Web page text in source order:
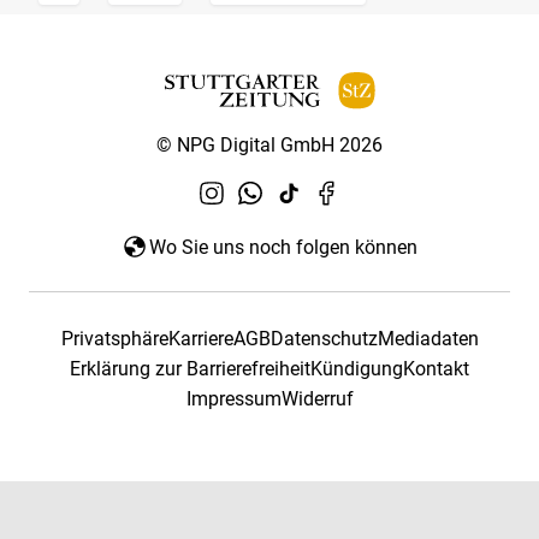
© NPG Digital GmbH 2026
Wo Sie uns noch folgen können
PrivatsphäreKarriereAGBDatenschutzMediadaten
Erklärung zur BarrierefreiheitKündigungKontakt
ImpressumWiderruf